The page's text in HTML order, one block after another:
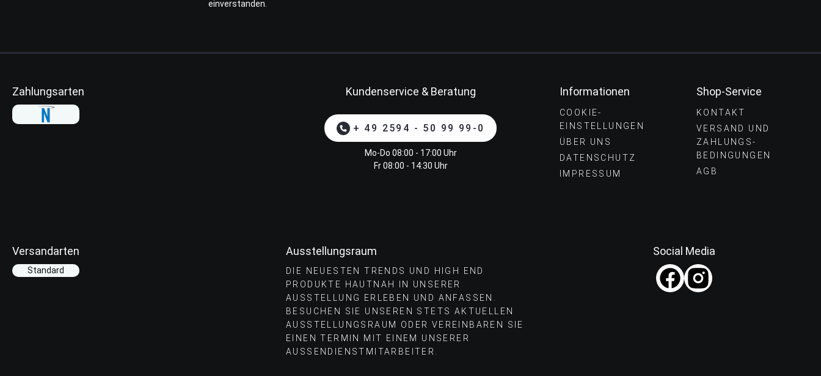
einverstanden.
Zahlungsarten Kundenservice & Beratung
+ 49 2594 - 50 99 99-0
Mo-Do 08:00 - 17:00 Uhr
Fr 08:00 - 14:30 Uhr
Informationen
COOKIE-
EINSTELLUNGEN
ÜBER UNS
DATENSCHUTZ
IMPRESSUM
Shop-Service
KONTAKT
VERSAND UND
ZAHLUNGS­
BEDINGUNGEN
AGB
Versandarten
Standard
Ausstellungsraum
DIE NEUESTEN TRENDS UND HIGH END
PRODUKTE HAUTNAH IN UNSERER
AUSSTELLUNG ERLEBEN UND ANFASSEN.
BESUCHEN SIE UNSEREN STETS AKTUELLEN
AUSSTELLUNGSRAUM ODER VEREINBAREN SIE
EINEN TERMIN MIT EINEM UNSERER
AUSSENDIENSTMITARBEITER.
Social Media